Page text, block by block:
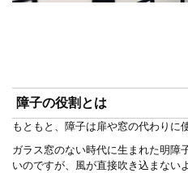
障子の役割とは
もともと、障子は扉や窓の代わりに
ガラス窓のない時代に生まれた明障
いのですが、風が直接吹き込まない